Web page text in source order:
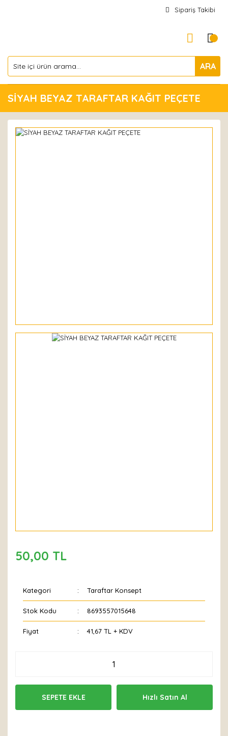
Sipariş Takibi
ARA
SİYAH BEYAZ TARAFTAR KAĞIT PEÇETE
50,00 TL
Kategori Taraftar Konsept
Stok Kodu 8693557015648
Fiyat 41,67 TL + KDV
SEPETE EKLE Hızlı Satın Al